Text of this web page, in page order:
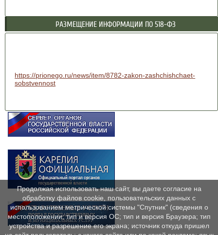
РАЗМЕЩЕНИЕ ИНФОРМАЦИИ ПО 518-ФЗ
https://prionego.ru/news/item/8782-zakon-zashchishchaet-
sobstvennost
Продолжая использовать наш сайт, вы даете согласие на
обработку файлов cookie, пользовательских данных с
использованием метрической системы "Спутник" (сведения о
местоположении; тип и версия ОС; тип и версия Браузера; тип
устройства и разрешение его экрана; источник откуда пришел